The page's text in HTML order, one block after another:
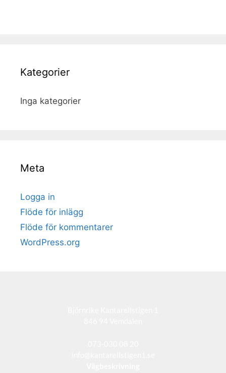
Kategorier
Inga kategorier
Meta
Logga in
Flöde för inlägg
Flöde för kommentarer
WordPress.org